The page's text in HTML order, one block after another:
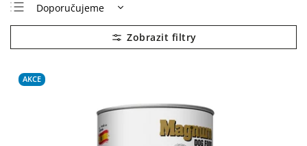
Doporučujeme
Nejlevnější
Nejdražší
Nejprodávanější
AKCE